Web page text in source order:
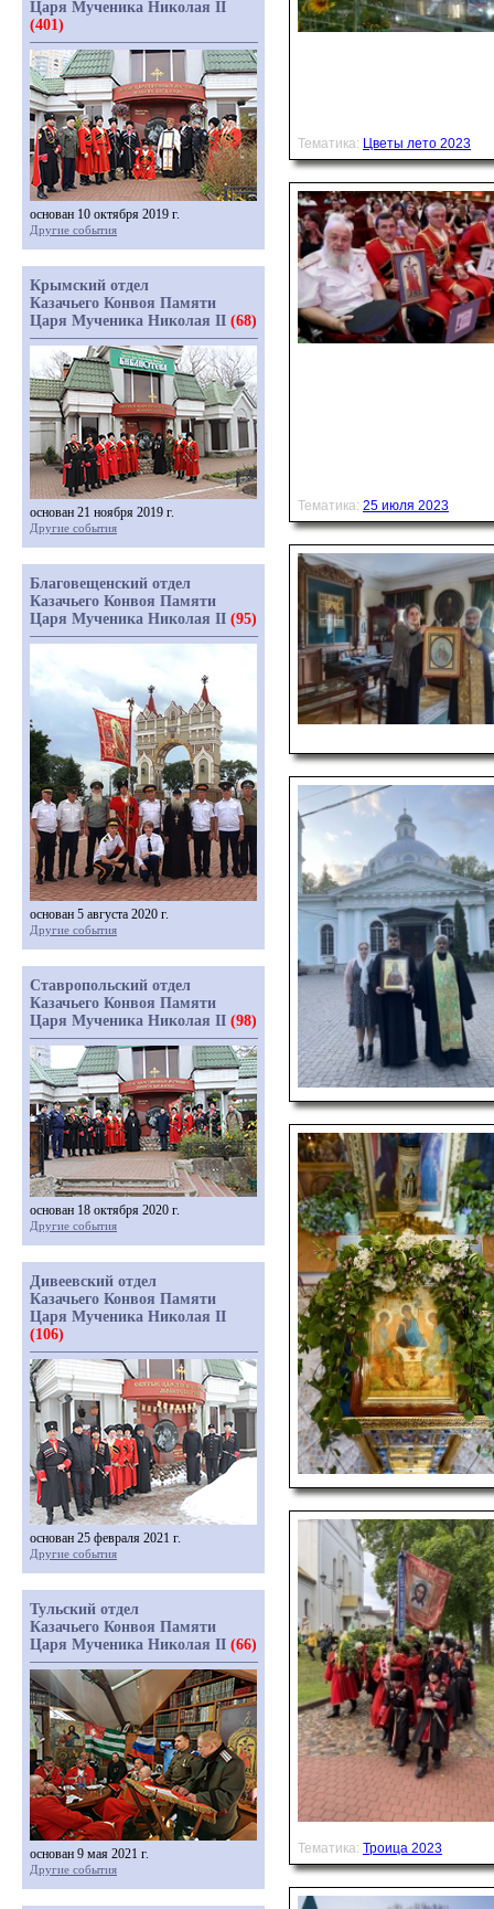
Тематика: Цветы лето 2023
Тематика: 25 июля 2023
Тематика: Троица 2023
Царя Мученика Николая II
(401)
основан 10 октября 2019 г.
Другие события
Крымский отдел
Казачьего Конвоя Памяти
Царя Мученика Николая II (68)
основан 21 ноября 2019 г.
Другие события
Благовещенский отдел
Казачьего Конвоя Памяти
Царя Мученика Николая II (95)
основан 5 августа 2020 г.
Другие события
Ставропольский отдел
Казачьего Конвоя Памяти
Царя Мученика Николая II (98)
основан 18 октября 2020 г.
Другие события
Дивеевский отдел
Казачьего Конвоя Памяти
Царя Мученика Николая II
(106)
основан 25 февраля 2021 г.
Другие события
Тульский отдел
Казачьего Конвоя Памяти
Царя Мученика Николая II (66)
основан 9 мая 2021 г.
Другие события